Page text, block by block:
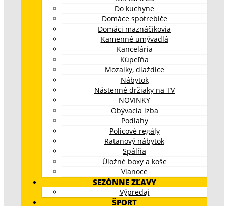
Do kuchyne
Domáce spotrebiče
Domáci maznáčikovia
Kamenné umývadlá
Kancelária
Kúpeľňa
Mozaiky, dlaždice
Nábytok
Nástenné držiaky na TV
NOVINKY
Obývacia izba
Podlahy
Policové regály
Ratanový nábytok
Spálňa
Úložné boxy a koše
Vianoce
SEZÓNNE ZĽAVY
Výpredaj
ŠPORT